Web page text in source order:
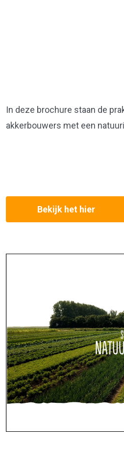
In deze brochure staan de
akkerbouwers met een
Bekijk het hier